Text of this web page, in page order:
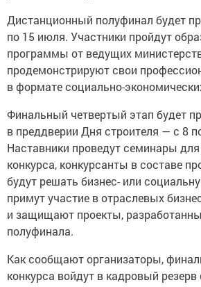
Дистанционный полуфинал будет
по 15 июля. Участники пройдут
программы от ведущих
продемонстрируют свои
в формате социально-
Финальный четвертый этап будет
в преддверии Дня строителя — с 8
Наставники проведут семинары
конкурса, конкурсанты в составе
будут решать бизнес- или
примут участие в отраслевых
и защищают проекты,
полуфинала.
Как сообщают организаторы,
конкурса войдут в кадровый резерв